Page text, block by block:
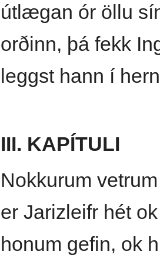
útlægan ór öllu
orðinn, þá fekk
leggst hann í
III. KAPÍTULI
Nokkurum
er Jarizleifr hét
honum gefin, ok